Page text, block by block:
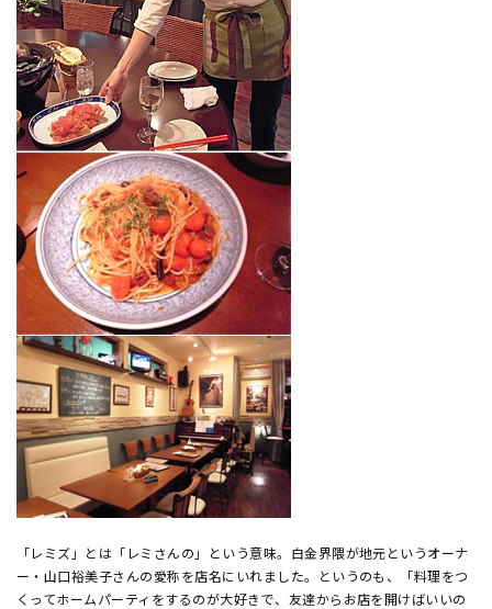
「レミズ」とは「レミさんの」という意味。白金界隈が地元というオーナ
ー・山口裕美子さんの愛称を店名にいれました。というのも、「料理をつ
くってホームパーティをするのが大好きで、友達からお店を開けばいいの